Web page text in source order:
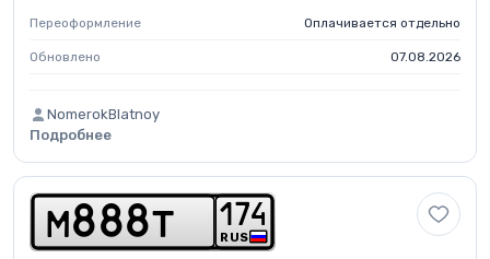
Переоформление Оплачивается отдельно
Обновлено 07.08.2026
NomerokBlatnoy
Подробнее
m 8 88t RUS
1 74